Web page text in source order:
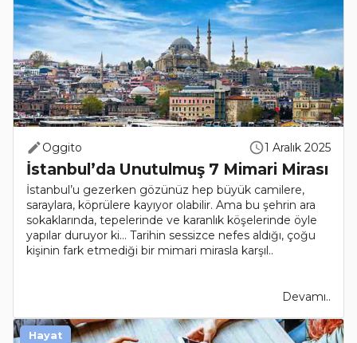
Oggito 1 Aralık 2025
İstanbul’da Unutulmuş 7 Mimari Mirası
İstanbul’u gezerken gözünüz hep büyük camilere,
saraylara, köprülere kayıyor olabilir. Ama bu şehrin ara
sokaklarında, tepelerinde ve karanlık köşelerinde öyle
yapılar duruyor ki… Tarihin sessizce nefes aldığı, çoğu
kişinin fark etmediği bir mimari mirasla karşıl..
Devamı..
Hayat